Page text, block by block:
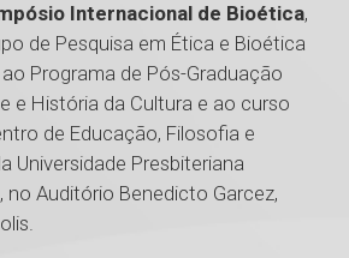
Internacional de Bioética,
de Pesquisa em Ética e Bioética
ao Programa de Pós-Graduação
e História da Cultura e ao curso
de Educação, Filosofia e
Universidade Presbiteriana
no Auditório Benedicto Garcez,